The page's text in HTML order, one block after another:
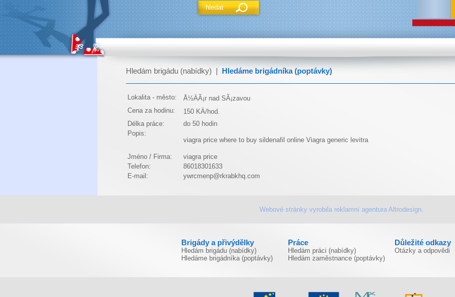
Hledám brigádu (nabídky) Hledáme brigádníka (poptávky)
Lokalita - město:
Å½ÄÃ¡r nad SÃ¡zavou
Cena za hodinu:
150 KÄ/hod.
Délka práce:
do 50 hodin
Popis:
viagra price where to buy sildenafil online Viagra generic levitra
Jméno / Firma:
viagra price
Telefon:
86018301633
E-mail:
ywrcmenp@rkrabkhq.com
Webové stránky vyrobila reklamní agenturaAltrodesign.
Brigády a přivýdělky
Hledám brigádu (nabídky)
Hledáme brigádníka (poptávky)
Práce
Hledám práci (nabídky)
Hledám zaměstnance (poptávky)
Důležité odkazy
Otázky a odpovědi